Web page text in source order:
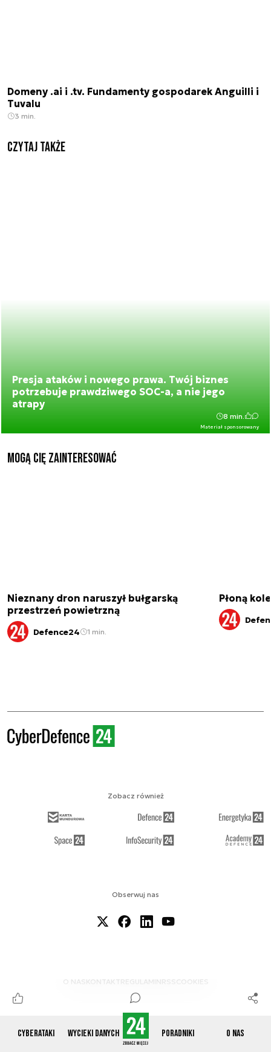
Cyberataki Wycieki danych Poradniki O nas
Domeny .ai i .tv. Fundamenty gospodarek Anguilli i
Tuvalu
3 min.
Czytaj także
Presja ataków i nowego prawa. Twój biznes
potrzebuje prawdziwego SOC-a, a nie jego
atrapy
Materiał sponsorowany
8 min.
Mogą Cię zainteresować
Nieznany dron naruszył bułgarską
przestrzeń powietrzną
Defence24 1 min.
Płoną
Obserwuj nas
O NAS KONTAKTREGULAMINRSS COOKIES
Zobacz również
© 2012-2026 CYBERDEFENCE24